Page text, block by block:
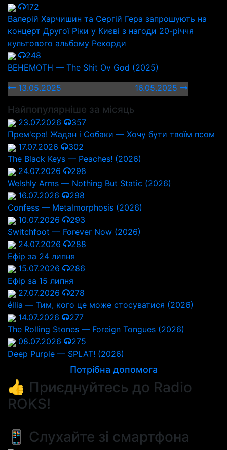
172
Валерій Харчишин та Сергій Гера запрошують на
концерт Другої Ріки у Києві з нагоди 20-річчя
культового альбому Рекорди
248
BEHEMOTH — The Shit Ov God (2025)
13.05.2025
16.05.2025
Найпопулярніше за місяць
23.07.2026
357
Прем'єра! Жадан і Собаки — Хочу бути твоїм псом
17.07.2026
302
The Black Keys — Peaches! (2026)
24.07.2026
298
Welshly Arms — Nothing But Static (2026)
16.07.2026
298
Confess — Metalmorphosis (2026)
10.07.2026
293
Switchfoot — Forever Now (2026)
24.07.2026
288
Ефір за 24 липня
15.07.2026
286
Ефір за 15 липня
27.07.2026
278
éllia — Тим, кого це може стосуватися (2026)
14.07.2026
277
The Rolling Stones — Foreign Tongues (2026)
08.07.2026
275
Deep Purple — SPLAT! (2026)
Потрібна допомога
👍 Приєднуйтесь до Radio
ROKS!
📱 Слухайте зі смартфона